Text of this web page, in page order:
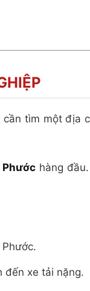
cần tìm một địa
Phước hàng
đến xe tải nặng.